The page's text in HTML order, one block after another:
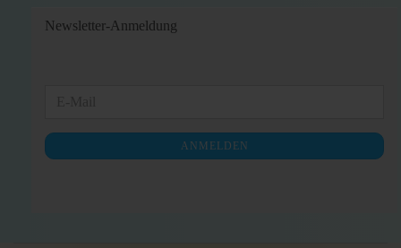
Newsletter-Anmeldung
NEWSLETTER-
ANMELDUNG
ANMELDEN